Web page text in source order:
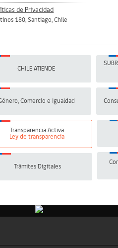
de Privacidad
180, Santiago, Chile
CHILE ATIENDE
Comercio e Igualdad
Transparencia Activa
Ley de transparencia
Trámites Digitales